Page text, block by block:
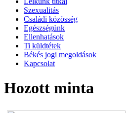
Szexualitás
Családi közösség
Egészségünk
Ellenhatások
Ti küldtétek
Békés jogi megoldások
Kapcsolat
Hozott minta